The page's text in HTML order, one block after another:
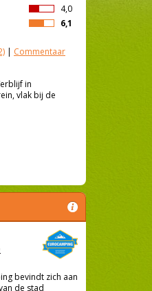
4,0
6,1
| Commentaar
in
vlak bij de
bevindt zich aan
de stad